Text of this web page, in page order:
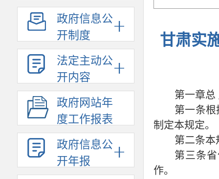
政府信息公
开制度
法定主动公
开内容
政府网站年
度工作报表
政府信息公
开年报
甘肃实
第一章总
第一条
制定本规定。
第二条本
第三条
作。